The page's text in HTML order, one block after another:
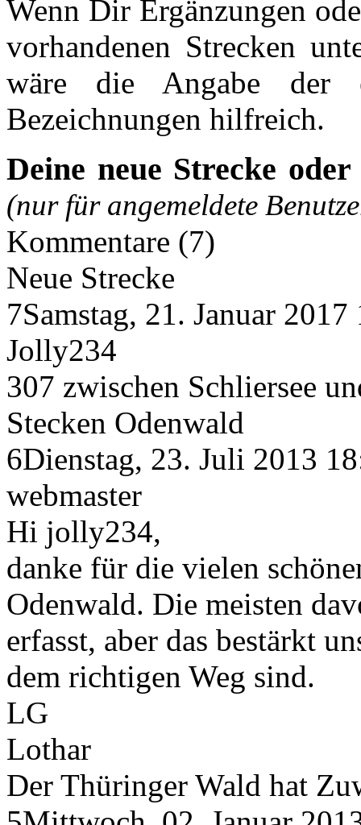
Wenn Dir Ergänzungen
vorhandenen Strecken
wäre die Angabe der
Bezeichnungen hilfreich.
Deine neue Strecke
(nur für angemeldete
Kommentare (7)
Neue Strecke
7Samstag, 21. Januar 2017
Jolly234
307 zwischen Schliersee
Stecken Odenwald
6Dienstag, 23. Juli 2013
webmaster
Hi jolly234,
danke für die vielen
Odenwald. Die meisten
erfasst, aber das bestärkt
dem richtigen Weg sind.
LG
Lothar
Der Thüringer Wald hat